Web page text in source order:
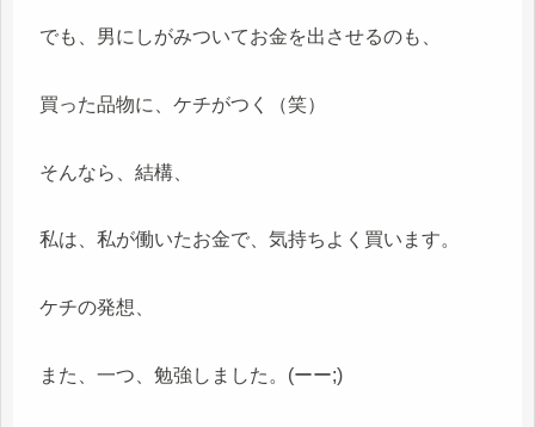
でも、男にしがみついてお金を出させるのも、
買った品物に、ケチがつく（笑）
そんなら、結構、
私は、私が働いたお金で、気持ちよく買います。
ケチの発想、
また、一つ、勉強しました。(ーー;)